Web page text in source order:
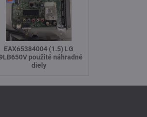
EAX65384004 (1.5) LG
použité náhradné
diely